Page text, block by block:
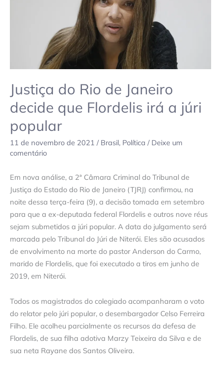
Justiça do Rio de Janeiro
decide que Flordelis irá a júri
popular
11 de novembro de 2021 / Brasil, Política / Deixe um
comentário
Em nova análise, a 2ª Câmara Criminal do Tribunal de
Justiça do Estado do Rio de Janeiro (TJRJ) confirmou, na
noite dessa terça-feira (9), a decisão tomada em setembro
para que a ex-deputada federal Flordelis e outros nove réus
sejam submetidos a júri popular. A data do julgamento será
marcada pelo Tribunal do Júri de Niterói. Eles são acusados
de envolvimento na morte do pastor Anderson do Carmo,
marido de Flordelis, que foi executado a tiros em junho de
2019, em Niterói.
Todos os magistrados do colegiado acompanharam o voto
do relator pelo júri popular, o desembargador Celso Ferreira
Filho. Ele acolheu parcialmente os recursos da defesa de
Flordelis, de sua filha adotiva Marzy Teixeira da Silva e de
sua neta Rayane dos Santos Oliveira.
popular